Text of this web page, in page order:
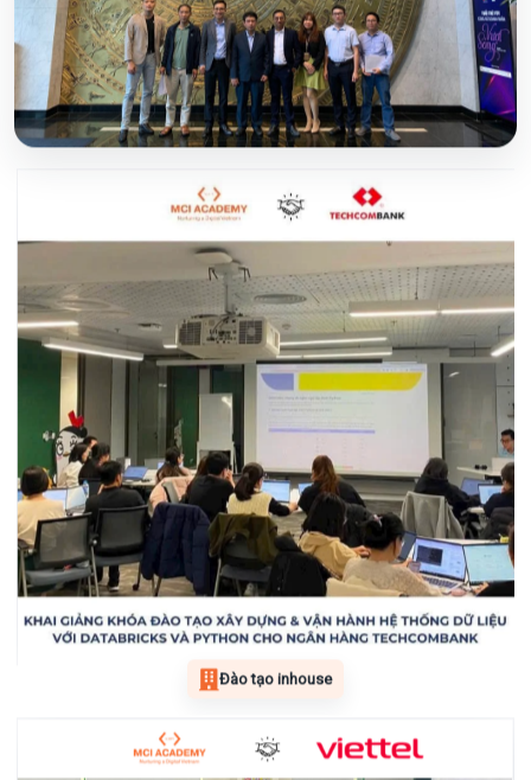
Đào tạo inhouse